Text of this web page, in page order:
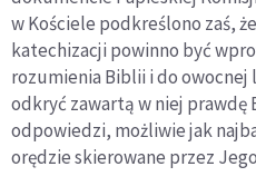
w Kościele podkreślono zaś,
katechizacji powinno być
rozumienia Biblii i do
odkryć zawartą w niej prawdę
odpowiedzi, możliwie jak
orędzie skierowane przez